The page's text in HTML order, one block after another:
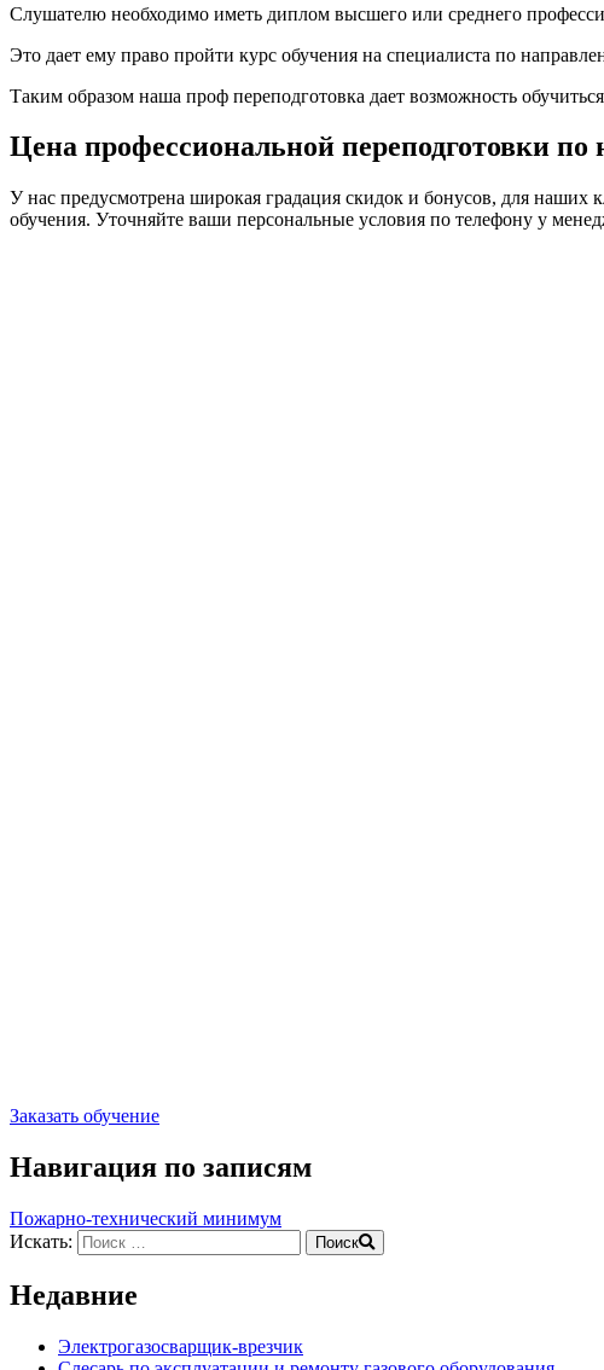
Слушателю необходимо иметь диплом высшего или среднего
Это дает ему право пройти курс обучения на специалиста по
Таким образом наша проф переподготовка дает возможность
Цена профессиональной переподготовки
У нас предусмотрена широкая градация скидок и бонусов, для наших
обучения. Уточняйте ваши персональные условия по телефону у
Заказать обучение
Навигация по записям
Пожарно-технический минимум
Искать:
Поиск
Недавние
Электрогазосварщик-врезчик